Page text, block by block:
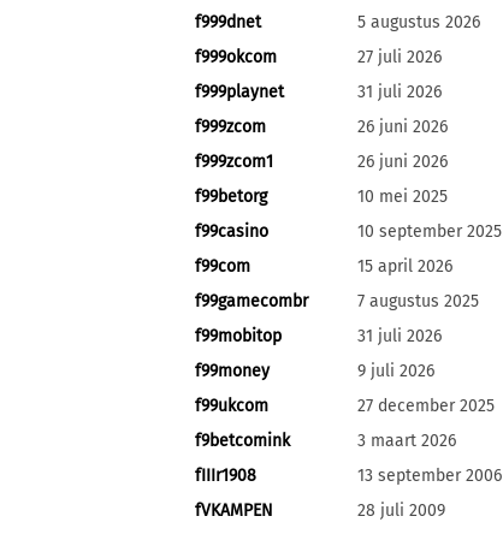
f999dnet
5 augustus 2026
f999okcom
27 juli 2026
f999playnet
31 juli 2026
f999zcom
26 juni 2026
f999zcom1
26 juni 2026
f99betorg
10 mei 2025
f99casino
10 september 2025
f99com
15 april 2026
f99gamecombr
7 augustus 2025
f99mobitop
31 juli 2026
f99money
9 juli 2026
f99ukcom
27 december 2025
f9betcomink
3 maart 2026
fIIIr1908
13 september 2006
fVKAMPEN
28 juli 2009